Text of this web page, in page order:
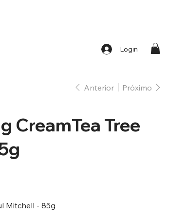
Login
Anterior Próximo
CreamTea Tree
Mitchell - 85g